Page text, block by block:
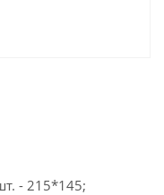
- 215*145;